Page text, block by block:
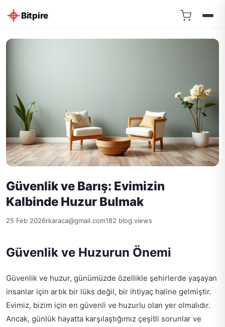
Bitpire
Güvenlik ve Barış: Evimizin
Kalbinde Huzur Bulmak
25 Feb 2026rkaraca@gmail.com182 blog.views
Güvenlik ve Huzurun Önemi
Güvenlik ve huzur, günümüzde özellikle şehirlerde yaşayan
insanlar için artık bir lüks değil, bir ihtiyaç haline gelmiştir.
Evimiz, bizim için en güvenli ve huzurlu olan yer olmalıdır.
Ancak, günlük hayatta karşılaştığımız çeşitli sorunlar ve